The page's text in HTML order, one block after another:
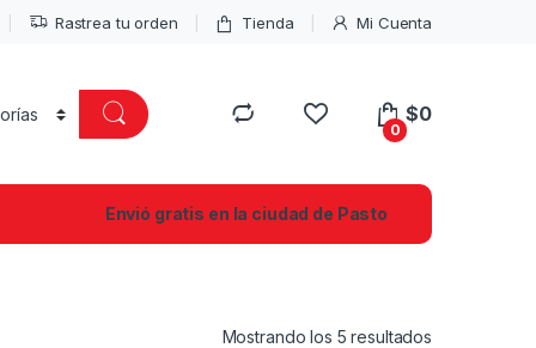
Rastrea tu orden Tienda Mi Cuenta
0
$0
Envió gratis en la ciudad de Pasto
Mostrando los 5 resultados